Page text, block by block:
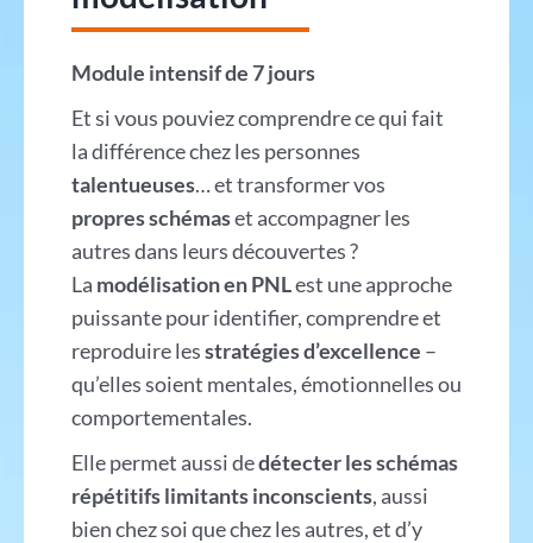
Module intensif de 7 jours
Et si vous pouviez comprendre ce qui fait
la différence chez les personnes
talentueuses… et transformer vos
propres schémaset accompagner les
autres dans leurs découvertes ?
La modélisation en PNLest une approche
puissante pour identifier, comprendre et
reproduire lesstratégies d’excellence –
qu’elles soient mentales, émotionnelles ou
comportementales.
Elle permet aussi dedétecter les schémas
répétitifs limitants inconscients, aussi
bien chez soi que chez les autres, et d’y